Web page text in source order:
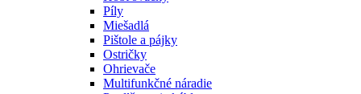
Píly
Miešadlá
Pištole a pájky
Ostričky
Ohrievače
Multifunkčné náradie